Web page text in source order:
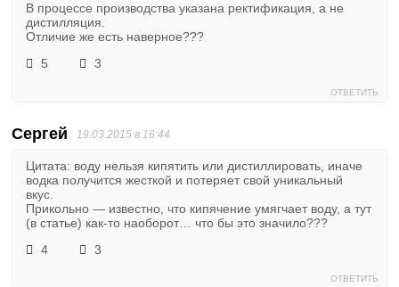
В процессе производства указана ректификация, а не
дистилляция.
Отличие же есть наверное???
5
3
ОТВЕТИТЬ
Сергей 19.03.2015 в 16:44
Цитата: воду нельзя кипятить или дистиллировать, иначе
водка получится жесткой и потеряет свой уникальный
вкус.
Прикольно — известно, что кипячение умягчает воду, а тут
(в статье) как-то наоборот… что бы это значило???
4
3
ОТВЕТИТЬ